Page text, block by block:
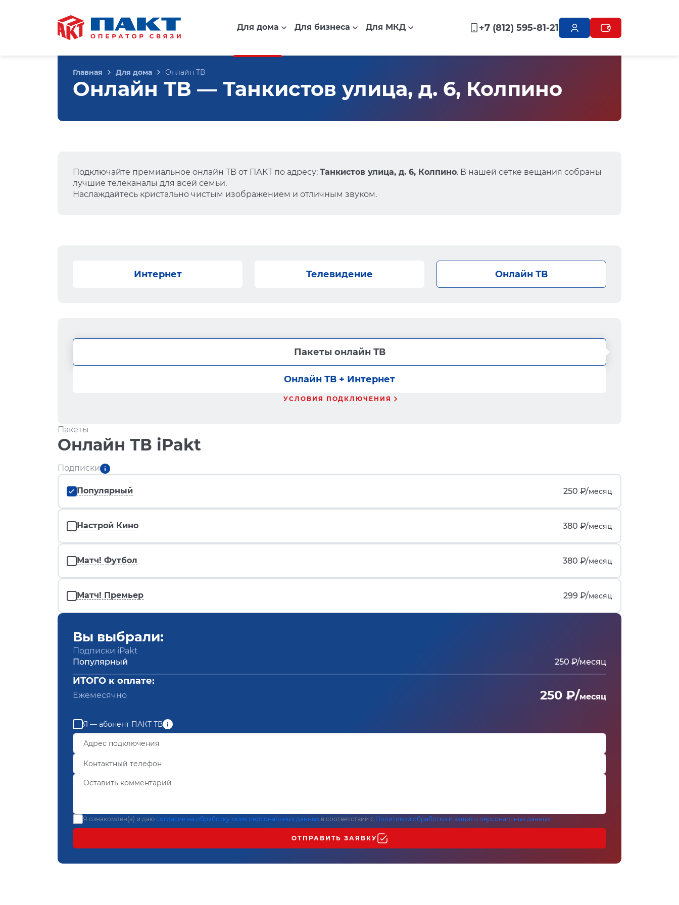
Для дома Для бизнеса Для МКД +7 (812) 595-81-21
Главная Для дома Онлайн ТВ
Онлайн ТВ — Танкистов улица, д. 6, Колпино
Подключайте премиальное онлайн ТВ от ПАКТ по адресу: Танкистов улица, д. 6, Колпино. В нашей сетке вещания собраны
лучшие телеканалы для всей семьи.
Наслаждайтесь кристально чистым изображением и отличным звуком.
Интернет Телевидение Онлайн ТВ
Пакеты онлайн ТВ
Онлайн ТВ + Интернет
УСЛОВИЯ ПОДКЛЮЧЕНИЯ
Пакеты
Онлайн ТВ iPakt
Подписки
Популярный 250 ₽/месяц
Настрой Кино 380 ₽/месяц
Матч! Футбол 380 ₽/месяц
Матч! Премьер 299 ₽/месяц
Вы выбрали:
Подписки iPakt
Популярный
250 ₽/месяц
ИТОГО к оплате:
Ежемесячно 250 ₽/месяц
Я — абонент ПАКТ ТВ
Я ознакомлен(а) и даю согласие на обработку моих персональных данных в соответствии с Политикой обработки и защиты персональных данных
ОТПРАВИТЬ ЗАЯВКУ